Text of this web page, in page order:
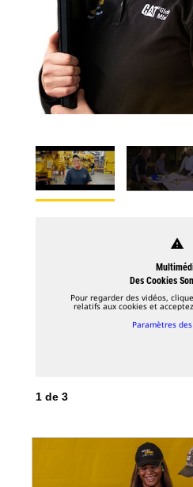
warning
Des Cookies
Pour regarder des vidéos,
relatifs aux cookies et
Paramètres
1 de 3